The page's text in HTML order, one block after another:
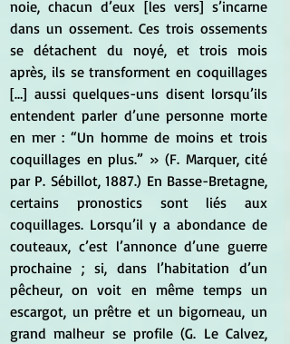
noie, chacun d’eux [les vers] s’incarne
dans un ossement. Ces trois ossements
se détachent du noyé, et trois mois
après, ils se transforment en coquillages
[…] aussi quelques-uns disent lorsqu’ils
entendent parler d’une personne morte
en mer : “Un homme de moins et trois
coquillages en plus.” » (F. Marquer, cité
par P. Sébillot, 1887.) En Basse-Bretagne,
certains pronostics sont liés aux
coquillages. Lorsqu’il y a abondance de
couteaux, c’est l’annonce d’une guerre
prochaine ; si, dans l’habitation d’un
pêcheur, on voit en même temps un
escargot, un prêtre et un bigorneau, un
grand malheur se profile (G. Le Calvez,